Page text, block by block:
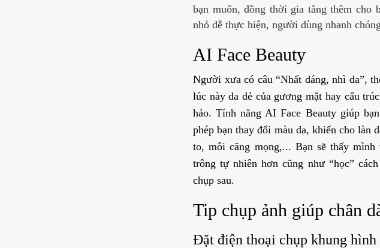
bạn muốn, đồng thời gia tăng thêm cho
nhỏ dễ thực hiện, người dùng nhanh
AI Face Beauty
Người xưa có câu “Nhất dáng, nhì da”,
lúc này da dẻ của gương mặt hay cấu
hảo. Tính năng AI Face Beauty giúp
phép bạn thay đổi màu da, khiến cho làn
to, môi căng mọng,... Bạn sẽ thấy
trông tự nhiên hơn cũng như “học”
chụp sau.
Tip chụp ảnh giúp chân
Đặt điện thoại chụp khung hình